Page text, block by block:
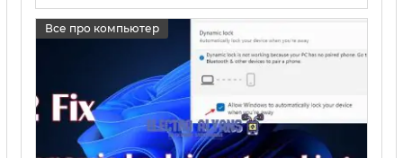
Все про компьютер